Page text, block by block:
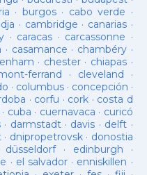
· burgos· cabo verde ·
· cambridge · canarias·
· caracas · carcassonne ·
· casamance · chambéry·
· chester· chiapas ·
ferrand · cleveland ·
· columbus· concepción ·
· corfu · cork · costa d
· cuba · cuernavaca · curicó
· darmstadt· davis · delft ·
· dnipropetrovsk· donostia
düsseldorf· edinburgh ·
· el salvador · enniskillen ·